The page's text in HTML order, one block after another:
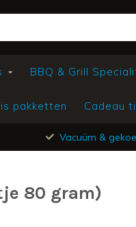
BBQ & Grill
pakketten Cadeau
Vacuüm &
80 gram)